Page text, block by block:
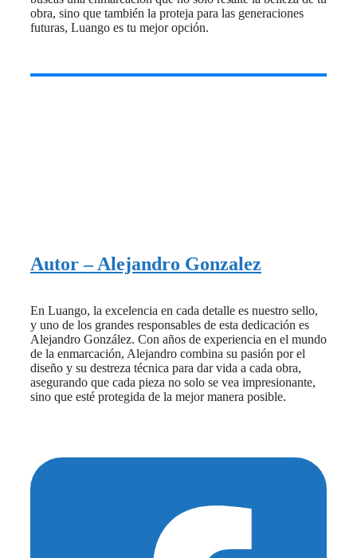
obra, sino que también la proteja para las generaciones
futuras, Luango es tu mejor opción.
Autor – Alejandro Gonzalez
En Luango, la excelencia en cada detalle es nuestro sello,
y uno de los grandes responsables de esta dedicación es
Alejandro González. Con años de experiencia en el mundo
de la enmarcación, Alejandro combina su pasión por el
diseño y su destreza técnica para dar vida a cada obra,
asegurando que cada pieza no solo se vea impresionante,
sino que esté protegida de la mejor manera posible.